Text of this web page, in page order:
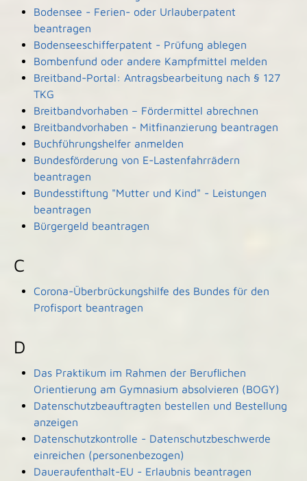
Bodensee - Ferien- oder Urlauberpatent
beantragen
Bodenseeschifferpatent - Prüfung ablegen
Bombenfund oder andere Kampfmittel melden
Breitband-Portal: Antragsbearbeitung nach § 127
TKG
Breitbandvorhaben – Fördermittel abrechnen
Breitbandvorhaben - Mitfinanzierung beantragen
Buchführungshelfer anmelden
Bundesförderung von E-Lastenfahrrädern
beantragen
Bundesstiftung "Mutter und Kind" - Leistungen
beantragen
Bürgergeld beantragen
C
Corona-Überbrückungshilfe des Bundes für den
Profisport beantragen
D
Das Praktikum im Rahmen der Beruflichen
Orientierung am Gymnasium absolvieren (BOGY)
Datenschutzbeauftragten bestellen und Bestellung
anzeigen
Datenschutzkontrolle - Datenschutzbeschwerde
einreichen (personenbezogen)
Daueraufenthalt-EU - Erlaubnis beantragen